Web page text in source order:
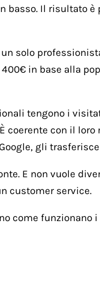
Il risultato
solo
in base alla
tengono i
con il
gli
E non vuole
customer service.
come funzionano